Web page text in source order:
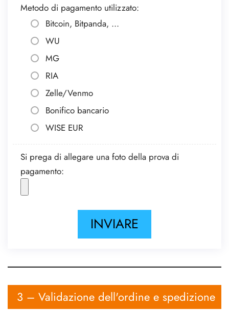
Metodo di pagamento utilizzato:
Bitcoin, Bitpanda, ...
WU
MG
RIA
Zelle/Venmo
Bonifico bancario
WISE EUR
Si prega di allegare una foto della prova di
pagamento:
3 – Validazione dell'ordine e spedizione